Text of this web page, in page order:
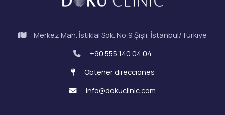
Merkez Mah. İstiklal Sok. No:9 Şişli, İstanbul/Türkiye
+90 555 140 04 04
Obtener direcciones
info@dokuclinic.com